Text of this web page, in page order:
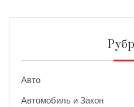
Авто
Автомобиль и Закон